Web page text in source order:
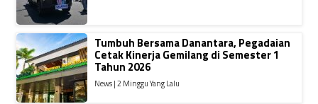
Tumbuh Bersama Danantara, Pegadaian
Cetak Kinerja Gemilang di Semester 1
Tahun 2026
News | 2 Minggu Yang Lalu